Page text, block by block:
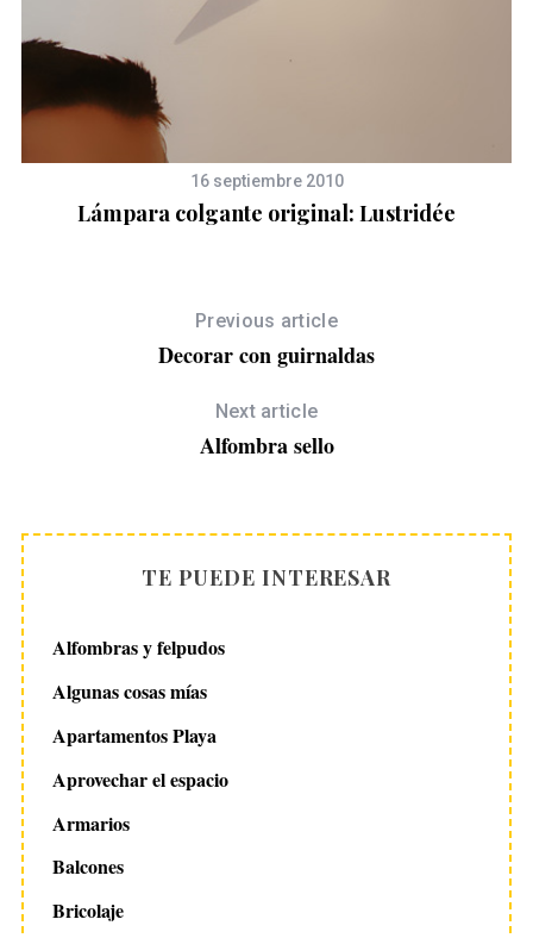
16 septiembre 2010
Lámpara colgante original: Lustridée
Previous article
Decorar con guirnaldas
Next article
Alfombra sello
TE PUEDE INTERESAR
Alfombras y felpudos
Algunas cosas mías
Apartamentos Playa
Aprovechar el espacio
Armarios
Balcones
Bricolaje